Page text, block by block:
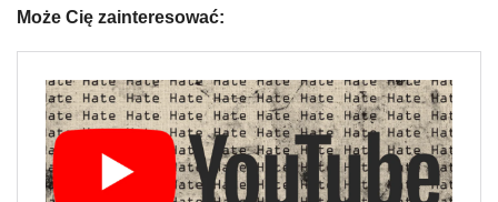
Może Cię zainteresować: